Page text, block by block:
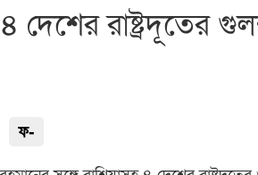
দেশের
ফ-